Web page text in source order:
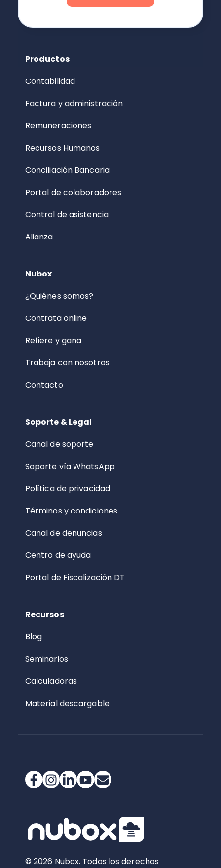
Productos
Contabilidad
Factura y administración
Remuneraciones
Recursos Humanos
Conciliación Bancaria
Portal de colaboradores
Control de asistencia
Alianza
Nubox
¿Quiénes somos?
Contrata online
Refiere y gana
Trabaja con nosotros
Contacto
Soporte & Legal
Canal de soporte
Soporte vía WhatsApp
Política de privacidad
Términos y condiciones
Canal de denuncias
Centro de ayuda
Portal de Fiscalización DT
Recursos
Blog
Seminarios
Calculadoras
Material descargable
© 2026 Nubox. Todos los derechos